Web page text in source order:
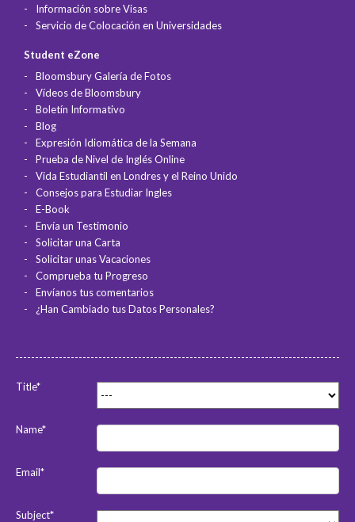
Información sobre Visas
Servicio de Colocación en Universidades
Student eZone
Bloomsbury Galería de Fotos
Vídeos de Bloomsbury
Boletín Informativo
Blog
Expresión Idiomática de la Semana
Prueba de Nivel de Inglés Online
Vida Estudiantil en Londres y el Reino Unido
Consejos para Estudiar Ingles
E-Book
Envía un Testimonio
Solicitar una Carta
Solicitar unas Vacaciones
Comprueba tu Progreso
Envíanos tus comentarios
¿Han Cambiado tus Datos Personales?
Title*
Name*
Email*
Subject*